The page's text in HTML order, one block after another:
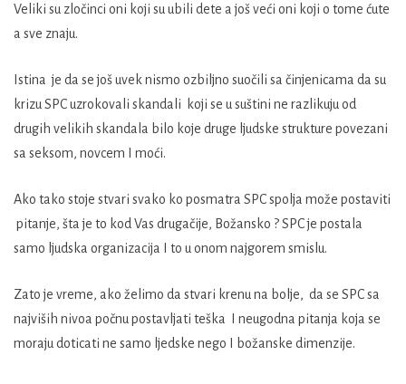
Veliki su zločinci oni koji su ubili dete a još veći oni koji o tome ćute
a sve znaju.
Istina je da se još uvek nismo ozbiljno suočili sa činjenicama da su
krizu SPC uzrokovali skandali koji se u suštini ne razlikuju od
drugih velikih skandala bilo koje druge ljudske strukture povezani
sa seksom, novcem I moći.
Ako tako stoje stvari svako ko posmatra SPC spolja može postaviti
pitanje, šta je to kod Vas drugačije, Božansko ? SPC je postala
samo ljudska organizacija I to u onom najgorem smislu.
Zato je vreme, ako želimo da stvari krenu na bolje, da se SPC sa
najviših nivoa počnu postavljati teška I neugodna pitanja koja se
moraju doticati ne samo ljedske nego I božanske dimenzije.